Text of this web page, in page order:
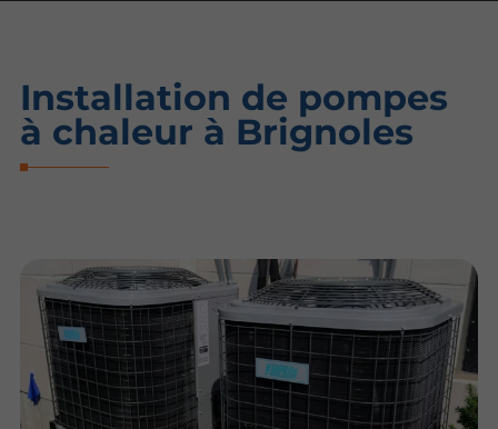
Installation de pompes
à chaleur à Brignoles